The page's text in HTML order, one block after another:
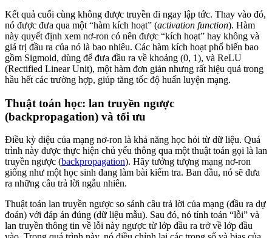
Kết quả cuối cùng không được truyền đi ngay lập tức. Thay vào đó,
nó được đưa qua một “hàm kích hoạt” (activation function). Hàm
này quyết định xem nơ-ron có nên được “kích hoạt” hay không và
giá trị đầu ra của nó là bao nhiêu. Các hàm kích hoạt phổ biến bao
gồm Sigmoid, dùng để đưa đầu ra về khoảng (0, 1), và ReLU
(Rectified Linear Unit), một hàm đơn giản nhưng rất hiệu quả trong
hầu hết các trường hợp, giúp tăng tốc độ huấn luyện mạng.
Thuật toán học: lan truyền ngược
(backpropagation) và tối ưu
Điều kỳ diệu của mạng nơ-ron là khả năng học hỏi từ dữ liệu. Quá
trình này được thực hiện chủ yếu thông qua một thuật toán gọi là lan
truyền ngược (backpropagation). Hãy tưởng tượng mạng nơ-ron
giống như một học sinh đang làm bài kiểm tra. Ban đầu, nó sẽ đưa
ra những câu trả lời ngẫu nhiên.
Thuật toán lan truyền ngược so sánh câu trả lời của mạng (đầu ra dự
đoán) với đáp án đúng (dữ liệu mẫu). Sau đó, nó tính toán “lỗi” và
lan truyền thông tin về lỗi này ngược từ lớp đầu ra trở về lớp đầu